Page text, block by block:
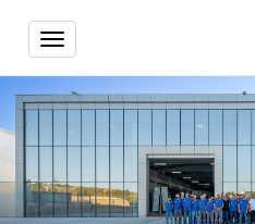
Toggle
navigation